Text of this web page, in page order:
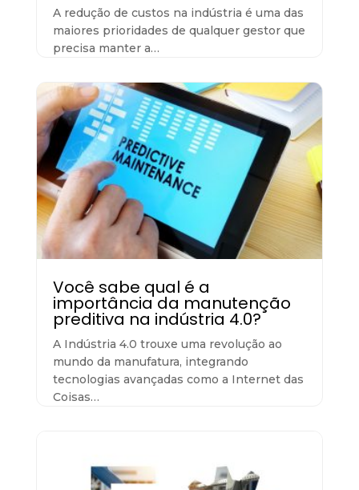
A redução de custos na indústria é uma das
maiores prioridades de qualquer gestor que
precisa manter a…
Você sabe qual é a
importância da manutenção
preditiva na indústria 4.0?
A Indústria 4.0 trouxe uma revolução ao
mundo da manufatura, integrando
tecnologias avançadas como a Internet das
Coisas…